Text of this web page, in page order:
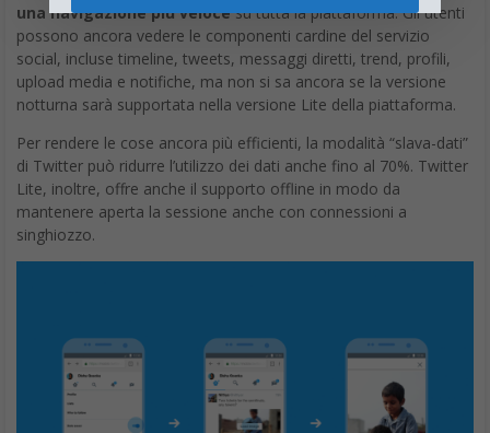
una navigazione più velocesu tutta la piattaforma. Gli utenti
possono ancora vedere le componenti cardine del servizio
social, incluse timeline, tweets, messaggi diretti, trend, profili,
upload media e notifiche, ma non si sa ancora se la versione
notturna sarà supportata nella versione Lite della piattaforma.
Per rendere le cose ancora più efficienti, la modalità “slava-dati”
di Twitter può ridurre l’utilizzo dei dati anche fino al 70%. Twitter
Lite, inoltre, offre anche il supporto offline in modo da
mantenere aperta la sessione anche con connessioni a
singhiozzo.